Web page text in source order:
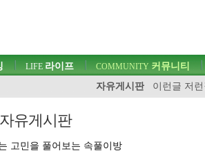
LIFE 라이프 COMMUNITY 커뮤니티
자유게시판
이런글 저
자유게시판
고민을 풀어보는 속풀이방